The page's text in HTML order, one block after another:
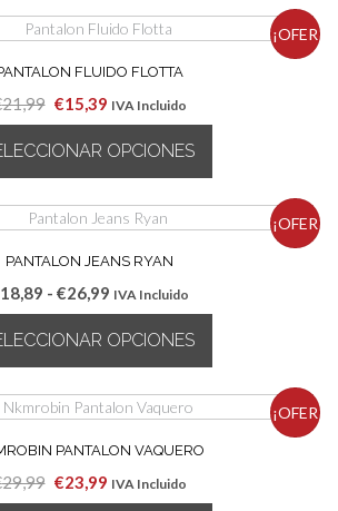
¡OFER
FLUIDO FLOTTA
21,99 El
precio
original
era:
€21,99.
€15,39El
precio
actual
es:
€15,39.
IVA Incluido
OPCIONES
producto
tiene
múltiples
Las
opciones
se
elegir
en
la
de
¡OFER
PANTALON JEANS RYAN
18,89 - €26,99Rango
de
precios:
desde
€18,89
hasta
IVA Incluido
OPCIONES
producto
tiene
múltiples
Las
¡OFER
PANTALON VAQUERO
29,99 El
precio
€23,99El
precio
IVA Incluido